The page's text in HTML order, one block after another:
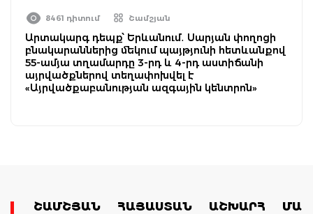
8461 դիտում Շամշյան
Արտակարգ դեպք՝ Երևանում․ Սարյան փողոցի
բնակարաններից մեկում պայթյունի հետևանքով
55-ամյա տղամարդը 3-րդ և 4-րդ աստիճանի
այրվածքներով տեղափոխվել է
«Այրվածքաբանության ազգային կենտրոն»
ՇԱՄՇՅԱՆ ՀԱՅԱՍՏԱՆ ԱՇԽԱՐՀ